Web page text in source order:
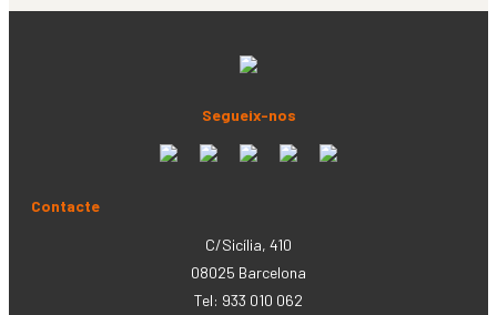
Segueix-nos
Contacte
C/Sicília, 410
08025 Barcelona
Tel: 933 010 062